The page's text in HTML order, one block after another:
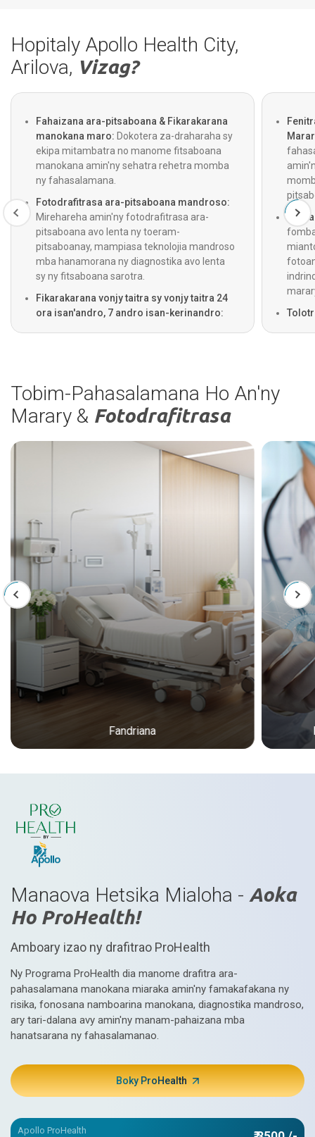
Hopitaly Apollo Health City,
Arilova, Vizag?
Fahaizana ara-pitsaboana & Fikarakarana
manokana maro: Dokotera za-draharaha sy
ekipa mitambatra no manome fitsaboana
manokana amin'ny sehatra rehetra momba
ny fahasalamana.
Fotodrafitrasa ara-pitsaboana mandroso:
Mirehareha amin'ny fotodrafitrasa ara-
pitsaboana avo lenta ny toeram-
pitsaboanay, mampiasa teknolojia mandroso
mba hanamorana ny diagnostika avo lenta
sy ny fitsaboana sarotra.
Fikarakarana vonjy taitra sy vonjy taitra 24
ora isan'andro, 7 andro isan-kerinandro:
mpamonjy voina izay miasa 24 ora
isan'andro ho an'ny fitsaboana maika.
Tobim-Pahasalamana Ho An'ny
Marary & Fotodrafitrasa
Fandriana
Manaova Hetsika Mialoha - Aoka
Ho ProHealth!
Amboary izao ny drafitrao ProHealth
Ny Programa ProHealth dia manome drafitra ara-
pahasalamana manokana miaraka amin'ny famakafakana ny
risika, fonosana namboarina manokana, diagnostika mandroso,
ary tari-dalana avy amin'ny manam-pahaizana mba
hanatsarana ny fahasalamanao.
Boky ProHealth
Apollo ProHealth